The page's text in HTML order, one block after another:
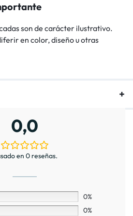
son de carácter ilustrativo.
en color, diseño u otras
0,0
en 0 reseñas.
0%
0%